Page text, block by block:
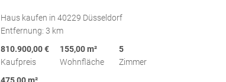
Haus kaufen in 40229 Düsseldorf
Entfernung: 3 km
810.900,00 €
Kaufpreis
155,00 m²
Wohnfläche
5
Zimmer